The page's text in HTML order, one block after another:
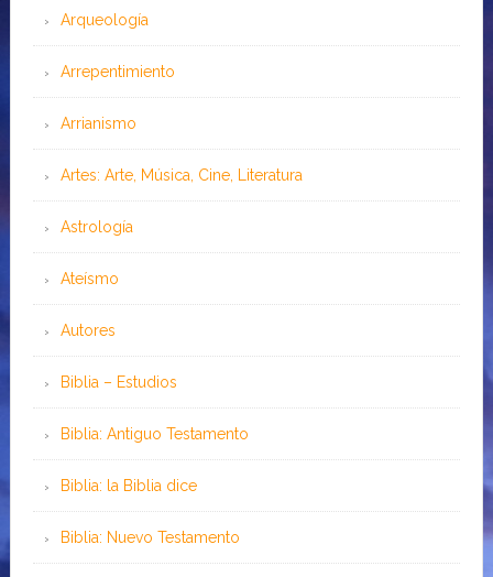
Arqueología
Arrepentimiento
Arrianismo
Artes: Arte, Música, Cine, Literatura
Astrología
Ateísmo
Autores
Biblia – Estudios
Biblia: Antiguo Testamento
Biblia: la Biblia dice
Biblia: Nuevo Testamento